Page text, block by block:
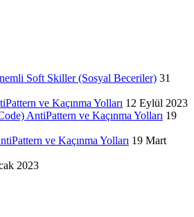
Soft Skiller (Sosyal Beceriler) 31
ve Kaçınma Yolları 12 Eylül 2023
AntiPattern ve Kaçınma Yolları 19
ve Kaçınma Yolları 19 Mart
2023